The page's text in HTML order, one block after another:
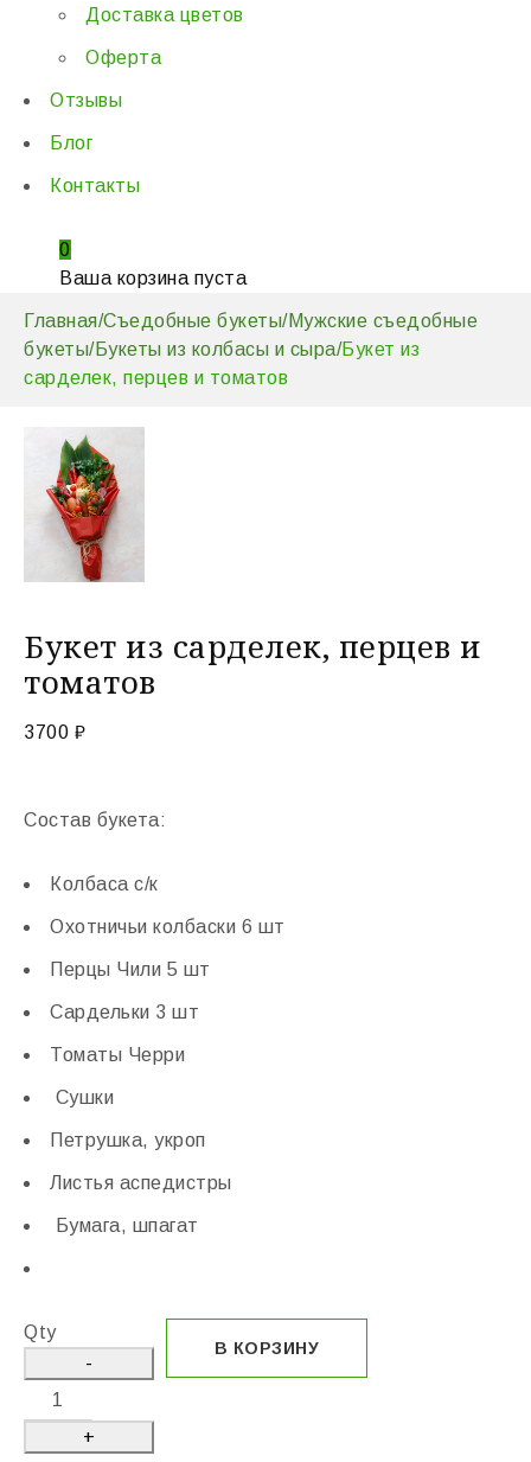
Доставка цветов
Оферта
Отзывы
Блог
Контакты
0
Ваша корзина пуста
Главная/Съедобные букеты/Мужские съедобные
букеты/Букеты из колбасы и сыра/Букет из
сарделек, перцев и томатов
Букет из сарделек, перцев и
томатов
3700 ₽
Состав букета:
Колбаса с/к
Охотничьи колбаски 6 шт
Перцы Чили 5 шт
Сардельки 3 шт
Томаты Черри
Сушки
Петрушка, укроп
Листья аспедистры
Бумага, шпагат
Qty
В КОРЗИНУ